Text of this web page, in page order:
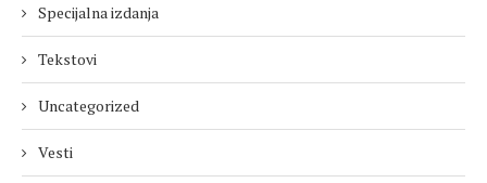
Specijalna izdanja
Tekstovi
Uncategorized
Vesti